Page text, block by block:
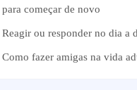
para começar de novo
Reagir ou responder no dia a
Como fazer amigas na vida